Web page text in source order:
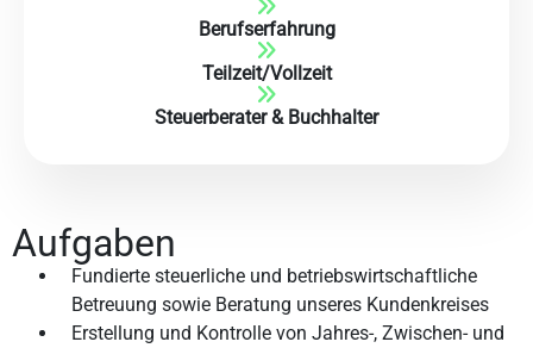
Berufserfahrung
Teilzeit/Vollzeit
Steuerberater & Buchhalter
Aufgaben
Fundierte steuerliche und betriebswirtschaftliche
Betreuung sowie Beratung unseres Kundenkreises
Erstellung und Kontrolle von Jahres-, Zwischen- und